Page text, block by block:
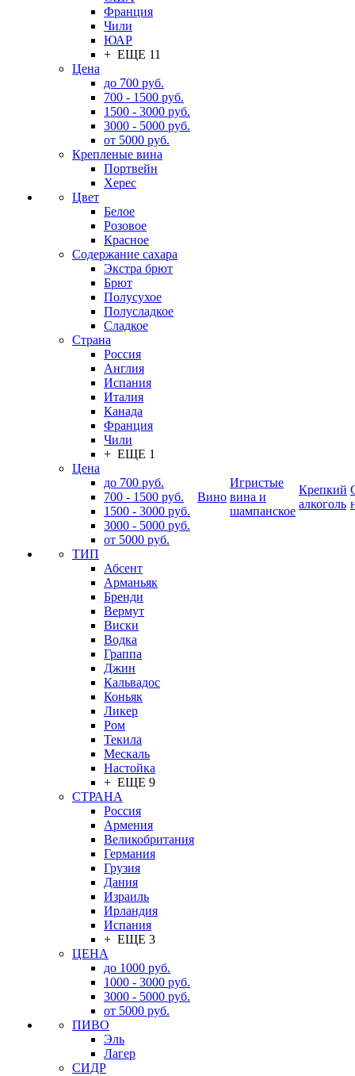
Франция
Чили
ЮАР
+ ЕЩЕ 11
Цена
до 700 руб.
700 - 1500 руб.
1500 - 3000 руб.
3000 - 5000 руб.
от 5000 руб.
Крепленые вина
Портвейн
Херес
Цвет
Белое
Розовое
Красное
Содержание сахара
Экстра брют
Брют
Полусухое
Полусладкое
Сладкое
Страна
Россия
Англия
Испания
Италия
Канада
Франция
Чили
+ ЕЩЕ 1
Цена
до 700 руб.
700 - 1500 руб.
1500 - 3000 руб.
3000 - 5000 руб.
от 5000 руб.
ТИП
Абсент
Арманьяк
Бренди
Вермут
Виски
Водка
Граппа
Джин
Кальвадос
Коньяк
Ликер
Ром
Текила
Мескаль
Настойка
+ ЕЩЕ 9
СТРАНА
Россия
Армения
Великобритания
Германия
Грузия
Дания
Израиль
Ирландия
Испания
+ ЕЩЕ 3
ЦЕНА
до 1000 руб.
1000 - 3000 руб.
3000 - 5000 руб.
от 5000 руб.
ПИВО
Эль
Лагер
СИДР
Вино
Игристые
вина и
шампанское
Крепкий
алкоголь